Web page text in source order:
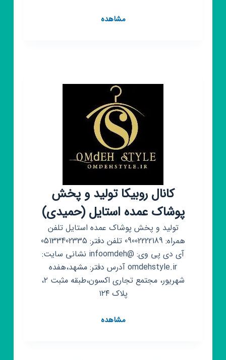
مشاهدهکانال
گانه‌بنیامین‌
کانال روبیکا تولید و پخش
پوشاک عمده استایل (حمیدی)
تولید و پخش پوشاک عمده استایل تلفن
همراه: 09002222189 تلفن دفتر: 05133402335
آی دی پی وی: @infoomdeh نشانی سایت:
omdehstyle.ir آدرس دفتر: مشهد،هفده
شهریور، مجتمع تجاری اکسون،طبقه مثبت ۲،
پلاک ۱۲۴
مشاهدهکانال